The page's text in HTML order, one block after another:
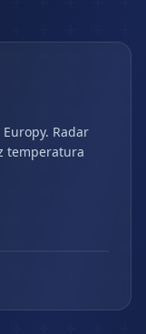
Radar
temperatura